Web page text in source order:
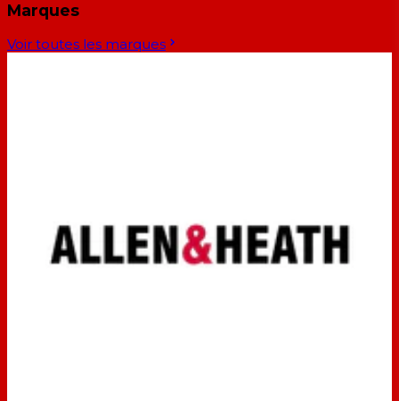
Marques
Voir toutes les marques